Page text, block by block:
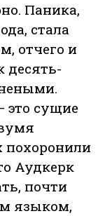
Паника,
стала
отчего и
десять-
это сущие
похоронили
Аудкерк
почти
языком,